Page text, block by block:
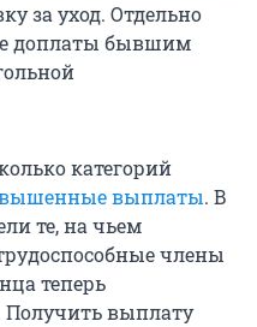
за уход. Отдельно
доплаты бывшим
категорий
выплаты. В
те, на чьем
члены
теперь
Получить выплату